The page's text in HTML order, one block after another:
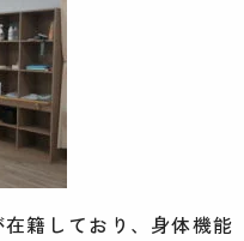
籍しており、身体機能